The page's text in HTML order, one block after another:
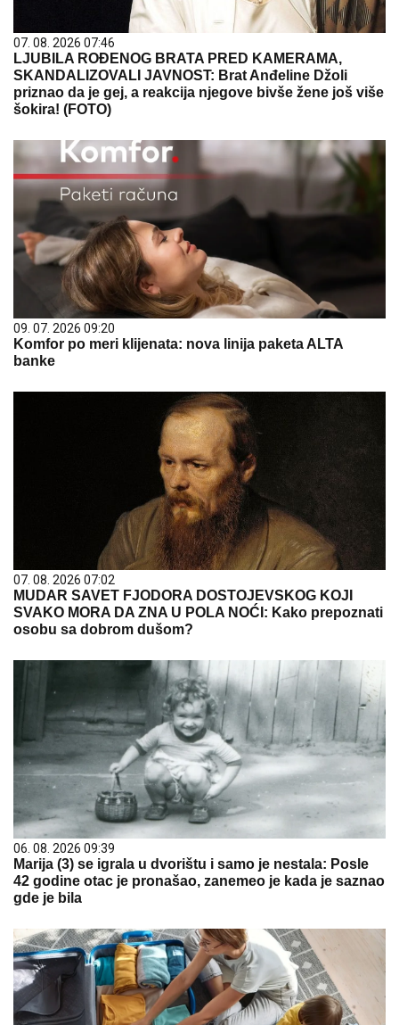
07. 08. 2026 07:46
LJUBILA ROĐENOG BRATA PRED KAMERAMA,
SKANDALIZOVALI JAVNOST: Brat Anđeline Džoli
priznao da je gej, a reakcija njegove bivše žene još više
šokira! (FOTO)
09. 07. 2026 09:20
Komfor po meri klijenata: nova linija paketa ALTA
banke
07. 08. 2026 07:02
MUDAR SAVET FJODORA DOSTOJEVSKOG KOJI
SVAKO MORA DA ZNA U POLA NOĆI: Kako prepoznati
osobu sa dobrom dušom?
06. 08. 2026 09:39
Marija (3) se igrala u dvorištu i samo je nestala: Posle
42 godine otac je pronašao, zanemeo je kada je saznao
gde je bila